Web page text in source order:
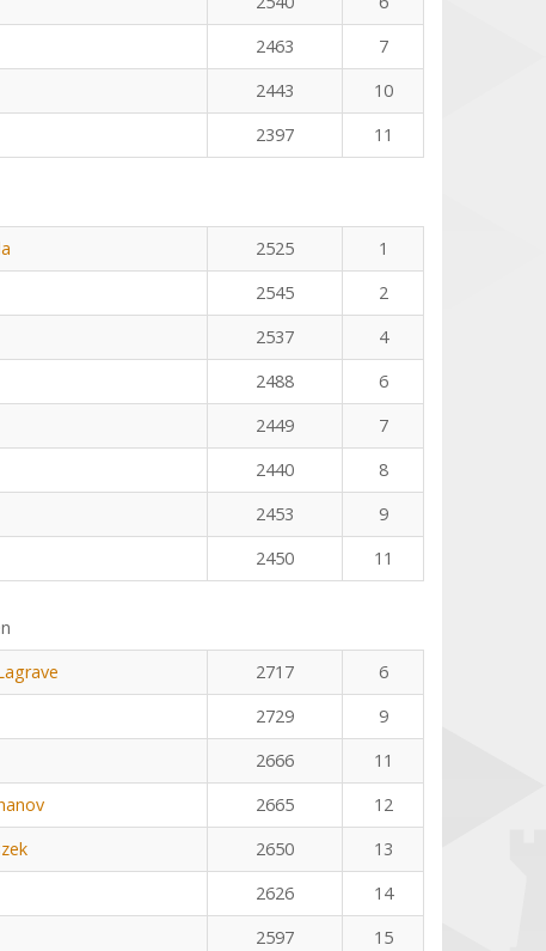
2463
7
2443
10
2397 11
2525
1
2545
2
2537
4
2488
6
2449
7
2440
8
2453
9
2450 11
2717
6
2729
9
2666
11
2665
12
2650
13
2626
14
2597
15